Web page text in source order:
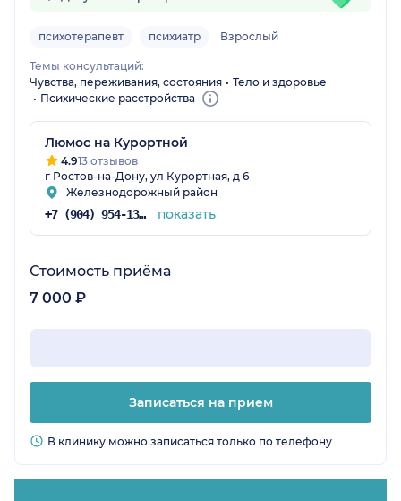
психотерапевт психиатр Взрослый
Темы консультаций:
Чувства, переживания, состояния
Тело и здоровье
Психические расстройства
Люмос на Курортной
4.913 отзывов
г Ростов-на-Дону, ул Курортная, д 6
Железнодорожный район
+7 (904) 954-13-90 показать
Стоимость приёма
7 000 ₽
Записаться на прием
В клинику можно записаться только по телефону